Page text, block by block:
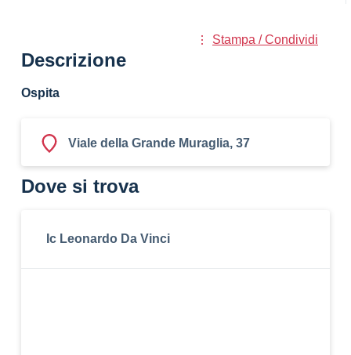
Stampa / Condividi
Descrizione
Ospita
Viale della Grande Muraglia, 37
Dove si trova
Ic Leonardo Da Vinci